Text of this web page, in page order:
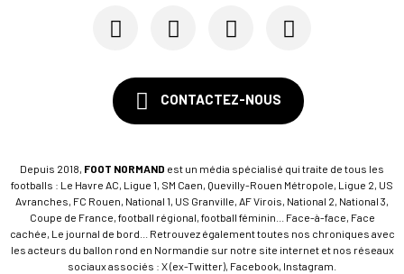
CONTACTEZ-NOUS
Depuis 2018, FOOT NORMAND est un média spécialisé qui traite de tous les
footballs : Le Havre AC, Ligue 1, SM Caen, Quevilly-Rouen Métropole, Ligue 2, US
Avranches, FC Rouen, National 1, US Granville, AF Virois, National 2, National 3,
Coupe de France, football régional, football féminin... Face-à-face, Face
cachée, Le journal de bord... Retrouvez également toutes nos chroniques avec
les acteurs du ballon rond en Normandie sur notre site internet et nos réseaux
sociaux associés : X (ex-Twitter), Facebook, Instagram.